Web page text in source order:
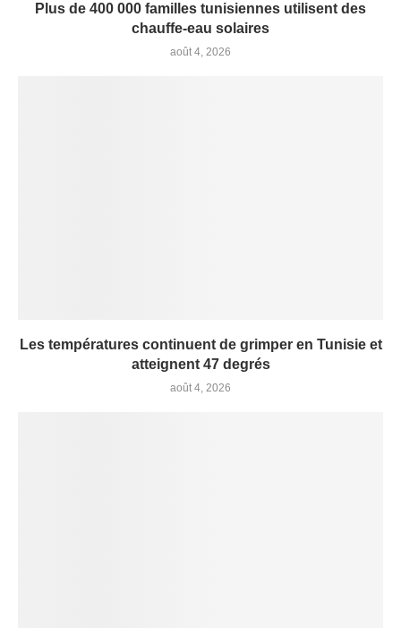
Plus de 400 000 familles tunisiennes utilisent des
chauffe-eau solaires
août 4, 2026
Les températures continuent de grimper en Tunisie et
atteignent 47 degrés
août 4, 2026